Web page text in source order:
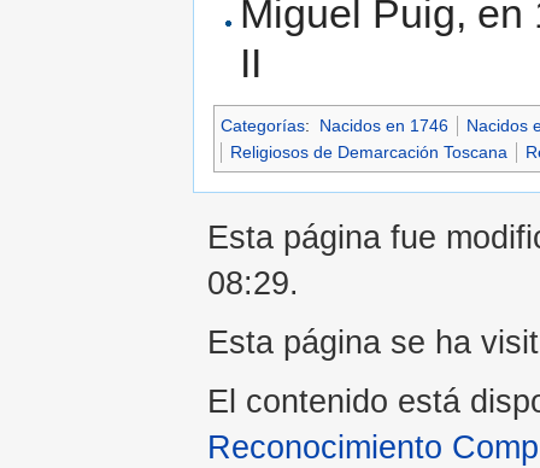
Miguel Puig,
II
Categorías: Nacidos en 1746
Nacidos
Religiosos de Demarcación Toscana
Esta página fue
08:29.
Esta página se ha
El contenido está
Reconocimiento